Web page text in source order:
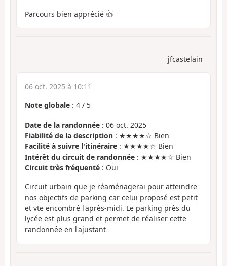
Parcours bien apprécié 👍
jfcastelain
06 oct. 2025 à 10:11
Note globale : 4 / 5
Date de la randonnée : 06 oct. 2025
Fiabilité de la description : ★★★★☆ Bien
Facilité à suivre l'itinéraire : ★★★★☆ Bien
Intérêt du circuit de randonnée : ★★★★☆ Bien
Circuit très fréquenté : Oui
Circuit urbain que je réaménagerai pour atteindre
nos objectifs de parking car celui proposé est petit
et vte encombré l'après-midi. Le parking près du
lycée est plus grand et permet de réaliser cette
randonnée en l'ajustant